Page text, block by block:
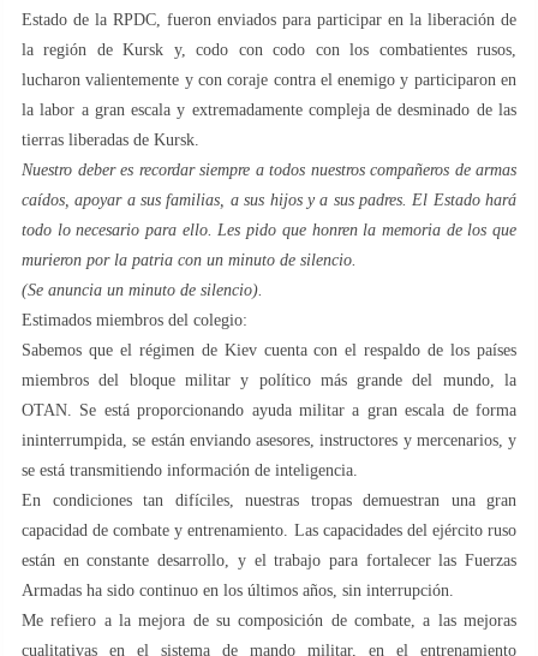
Estado de la RPDC, fueron enviados para participar en la liberación de
la región de Kursk y, codo con codo con los combatientes rusos,
lucharon valientemente y con coraje contra el enemigo y participaron en
la labor a gran escala y extremadamente compleja de desminado de las
tierras liberadas de Kursk.
Nuestro deber es recordar siempre a todos nuestros compañeros de armas
caídos, apoyar a sus familias, a sus hijos y a sus padres. El Estado hará
todo lo necesario para ello. Les pido que honren la memoria de los que
murieron por la patria con un minuto de silencio.
(Se anuncia un minuto de silencio).
Estimados miembros del colegio:
Sabemos que el régimen de Kiev cuenta con el respaldo de los países
miembros del bloque militar y político más grande del mundo, la
OTAN. Se está proporcionando ayuda militar a gran escala de forma
ininterrumpida, se están enviando asesores, instructores y mercenarios, y
se está transmitiendo información de inteligencia.
En condiciones tan difíciles, nuestras tropas demuestran una gran
capacidad de combate y entrenamiento. Las capacidades del ejército ruso
están en constante desarrollo, y el trabajo para fortalecer las Fuerzas
Armadas ha sido continuo en los últimos años, sin interrupción.
Me refiero a la mejora de su composición de combate, a las mejoras
cualitativas en el sistema de mando militar, en el entrenamiento